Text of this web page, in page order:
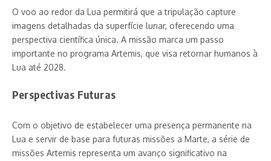
O voo ao redor da Lua permitirá que a tripulação capture
imagens detalhadas da superfície lunar, oferecendo uma
perspectiva científica única. A missão marca um passo
importante no programa Artemis, que visa retornar humanos à
Lua até 2028.
Perspectivas Futuras
Com o objetivo de estabelecer uma presença permanente na
Lua e servir de base para futuras missões a Marte, a série de
missões Artemis representa um avanço significativo na